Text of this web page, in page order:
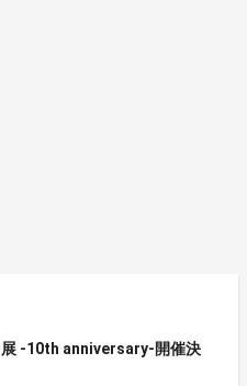
-10th anniversary-開催決